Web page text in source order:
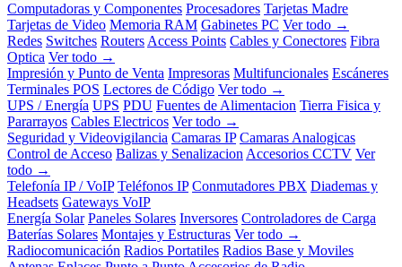
Computadoras y Componentes Procesadores Tarjetas Madre
Tarjetas de Video Memoria RAM Gabinetes PC Ver todo →
Redes Switches Routers Access Points Cables y Conectores Fibra
Optica Ver todo →
Impresión y Punto de Venta Impresoras Multifuncionales Escáneres
Terminales POS Lectores de Código Ver todo →
UPS / Energía UPS PDU Fuentes de Alimentacion Tierra Fisica y
Pararrayos Cables Electricos Ver todo →
Seguridad y Videovigilancia Camaras IP Camaras Analogicas
Control de Acceso Balizas y Senalizacion Accesorios CCTV Ver
todo →
Telefonía IP / VoIP Teléfonos IP Conmutadores PBX Diademas y
Headsets Gateways VoIP
Energía Solar Paneles Solares Inversores Controladores de Carga
Baterías Solares Montajes y Estructuras Ver todo →
Radiocomunicación Radios Portatiles Radios Base y Moviles